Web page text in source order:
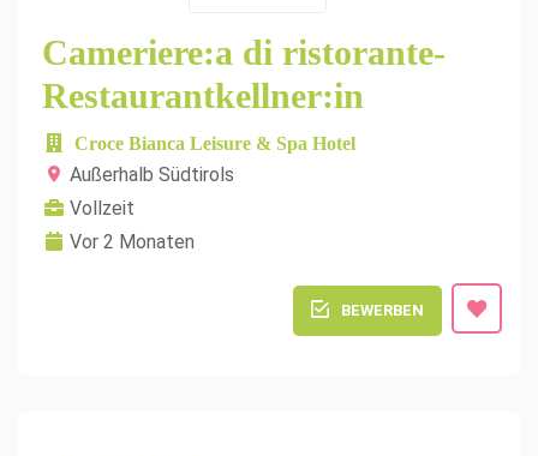
Cameriere:a di ristorante-
Restaurantkellner:in
Croce Bianca Leisure & Spa Hotel
Außerhalb Südtirols
Vollzeit
Vor 2 Monaten
BEWERBEN